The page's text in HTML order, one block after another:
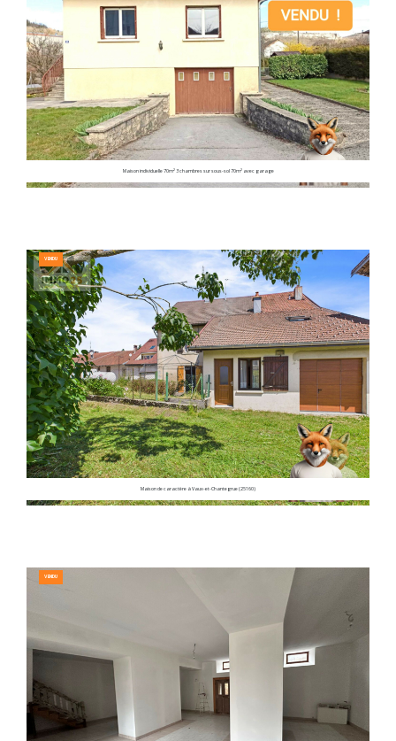
Maison individuelle 70m² 3 chambres sur sous-sol 70m² avec garage
VENDU
Maison de caractère à Vaux-et-Chantegrue (25160)
VENDU